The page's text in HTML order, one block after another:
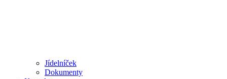
Jídelníček
Dokumenty